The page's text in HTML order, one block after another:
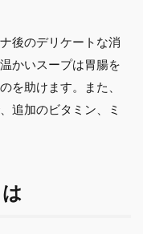
後のデリケートな消
かいスープは胃腸を
を助けます。また、
追加のビタミン、ミ